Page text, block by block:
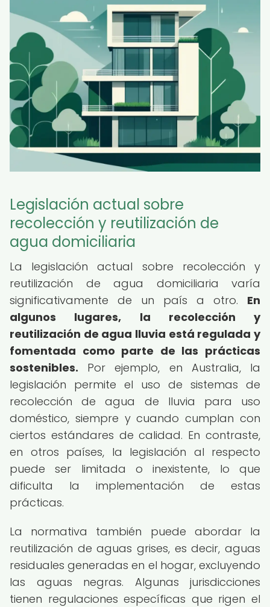
Legislación actual sobre
recolección y reutilización de
agua domiciliaria
La legislación actual sobre recolección y
reutilización de agua domiciliaria varía
significativamente de un país a otro. En
algunos lugares, la recolección y
reutilización de agua lluvia está regulada y
fomentada como parte de las prácticas
sostenibles. Por ejemplo, en Australia, la
legislación permite el uso de sistemas de
recolección de agua de lluvia para uso
doméstico, siempre y cuando cumplan con
ciertos estándares de calidad. En contraste,
en otros países, la legislación al respecto
puede ser limitada o inexistente, lo que
dificulta la implementación de estas
prácticas.
La normativa también puede abordar la
reutilización de aguas grises, es decir, aguas
residuales generadas en el hogar, excluyendo
las aguas negras. Algunas jurisdicciones
tienen regulaciones específicas que rigen el